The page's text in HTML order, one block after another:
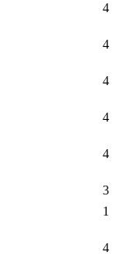
4
4
4
4
4
3
1
4